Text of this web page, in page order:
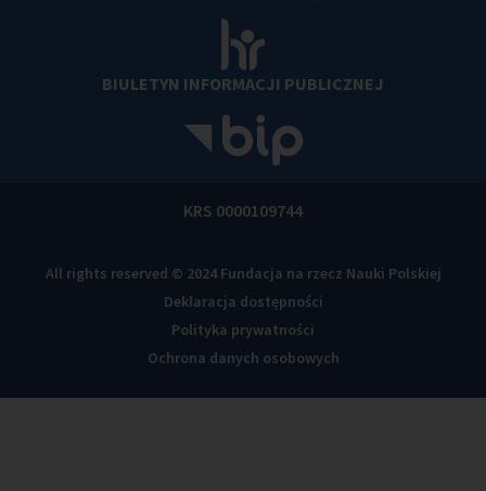
BIULETYN INFORMACJI PUBLICZNEJ
KRS 0000109744
All rights reserved © 2024 Fundacja na rzecz Nauki Polskiej
Deklaracja dostępności
Polityka prywatności
Ochrona danych osobowych